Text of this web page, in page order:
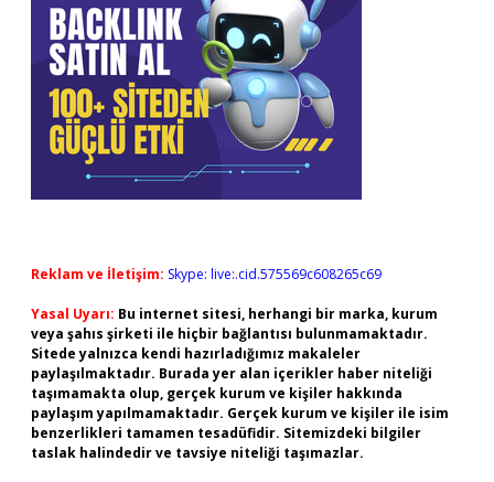
Reklam ve İletişim: Skype: live:.cid.575569c608265c69
Yasal Uyarı: Bu internet sitesi, herhangi bir marka, kurum
veya şahıs şirketi ile hiçbir bağlantısı bulunmamaktadır.
Sitede yalnızca kendi hazırladığımız makaleler
paylaşılmaktadır. Burada yer alan içerikler haber niteliği
taşımamakta olup, gerçek kurum ve kişiler hakkında
paylaşım yapılmamaktadır. Gerçek kurum ve kişiler ile isim
benzerlikleri tamamen tesadüfidir. Sitemizdeki bilgiler
taslak halindedir ve tavsiye niteliği taşımazlar.